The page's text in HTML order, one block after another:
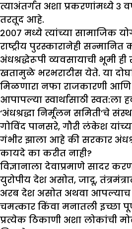
त्याअंतर्गत अशा प्रकरणांमध्ये ३
तरतूद आहे.
२००७ मध्ये त्यांच्या सामाजिक
राष्ट्रीय पुरस्कारानेही
अंधश्रद्धेरूपी व्यवसायाची भूमी ही
खतामुळे भरभराटीस येते. या
मिळणारा नफा राजकारणी आणि
आपापल्या स्वार्थासाठी स्वत:ला
‘अंधश्रद्धा निर्मूलन समिती’चे
गोविंद पानसरे, गौरी लंकेश
गंभीर झाला आहे की सरकार
कायदे का करीत नाही?
विज्ञानाला देवाप्रमाणे सादर
युरोपीय देश असोत, जादू,
अरब देश असोत अथवा आपल्याच
चमत्कार किंवा मनातली इच्छा
प्रत्येक ठिकाणी अशा लोकांची